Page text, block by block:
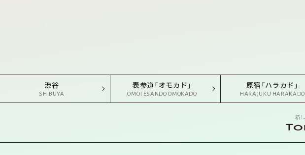
渋谷
SHIBUYA
表参道「オモカド」
OMOTESANDO OMOKADO
原宿「ハラカド」
HARAJUKU HARAKADO